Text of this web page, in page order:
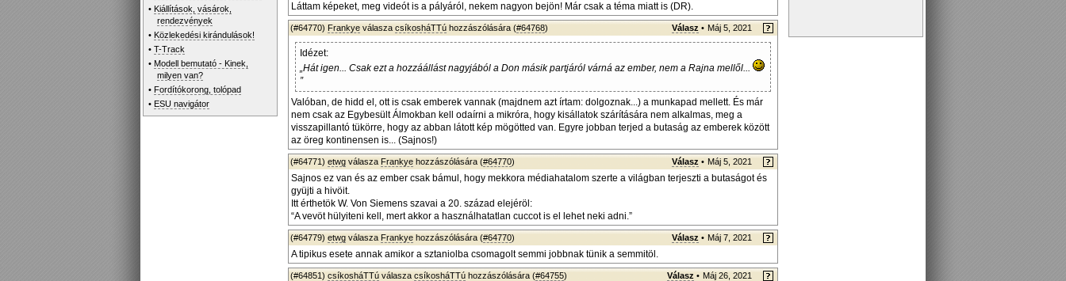
• Kiállítások, vásárok,
rendezvények
• Közlekedési kirándulások!
•T-Track
• Modell bemutató - Kinek,
milyen van?
• Fordítókorong, tolópad
• ESU navigátor
Láttam képeket, meg videót is a pályáról, nekem nagyon bejön! Már csak a téma miatt is (DR).
(#64770) Frankye válasza csíkosháTTú hozzászólására (#64768) Válasz • Máj 5, 2021
Idézet:
„Hát igen... Csak ezt a hozzáállást nagyjából a Don másik partjáról várná az ember, nem a Rajna mellől...
”
Valóban, de hidd el, ott is csak emberek vannak (majdnem azt írtam: dolgoznak...) a munkapad mellett. És már
nem csak az Egybesült Álmokban kell odaírni a mikróra, hogy kisállatok szárítására nem alkalmas, meg a
visszapillantó tükörre, hogy az abban látott kép mögötted van. Egyre jobban terjed a butaság az emberek között
az öreg kontinensen is... (Sajnos!)
(#64771) etwg válasza Frankye hozzászólására (#64770) Válasz • Máj 5, 2021
Sajnos ez van és az ember csak bámul, hogy mekkora médiahatalom szerte a világban terjeszti a butaságot és
gyüjti a hivöit.
Itt érthetök W. Von Siemens szavai a 20. század elejéröl:
“A vevöt hülyiteni kell, mert akkor a használhatatlan cuccot is el lehet neki adni.”
(#64779) etwg válasza Frankye hozzászólására (#64770) Válasz • Máj 7, 2021
A tipikus esete annak amikor a sztaniolba csomagolt semmi jobbnak tünik a semmitöl.
(#64851) csíkosháTTú válasza csíkosháTTú hozzászólására (#64755) Válasz • Máj 26, 2021